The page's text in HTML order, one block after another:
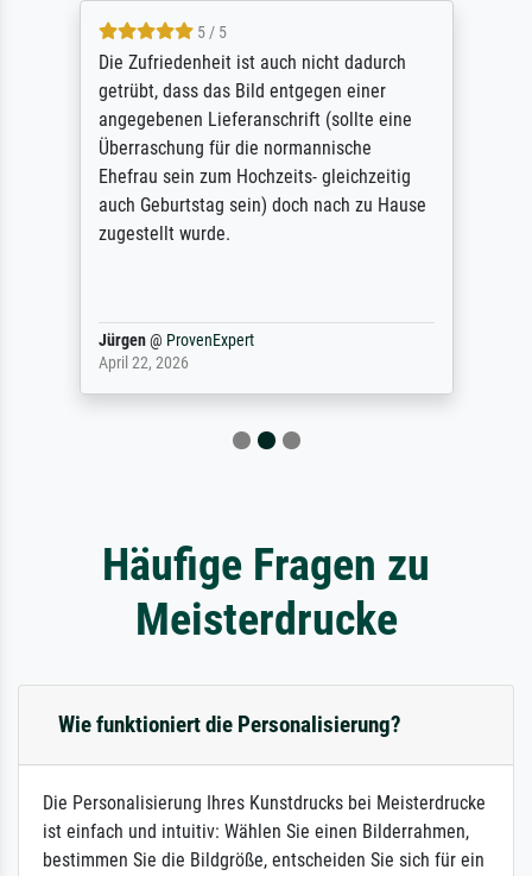
5 / 5
Die Zufriedenheit ist auch nicht dadurch
getrübt, dass das Bild entgegen einer
angegebenen Lieferanschrift (sollte eine
Überraschung für die normannische
Ehefrau sein zum Hochzeits- gleichzeitig
auch Geburtstag sein) doch nach zu Hause
zugestellt wurde.
Jürgen@ ProvenExpert
April 22, 2026
Häufige Fragen zu
Meisterdrucke
Wie funktioniert die Personalisierung?
Die Personalisierung Ihres Kunstdrucks bei Meisterdrucke
ist einfach und intuitiv: Wählen Sie einen Bilderrahmen,
bestimmen Sie die Bildgröße, entscheiden Sie sich für ein